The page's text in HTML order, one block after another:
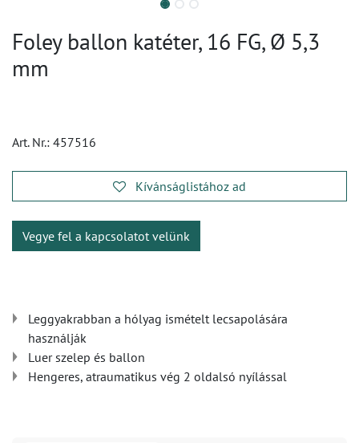
Foley ballon katéter, 16 FG, Ø 5,3
mm
Art. Nr.: 457516
Kívánságlistához ad
Vegye fel a kapcsolatot velünk
Leggyakrabban a hólyag ismételt lecsapolására
használják
Luer szelep és ballon
Hengeres, atraumatikus vég 2 oldalsó nyílással